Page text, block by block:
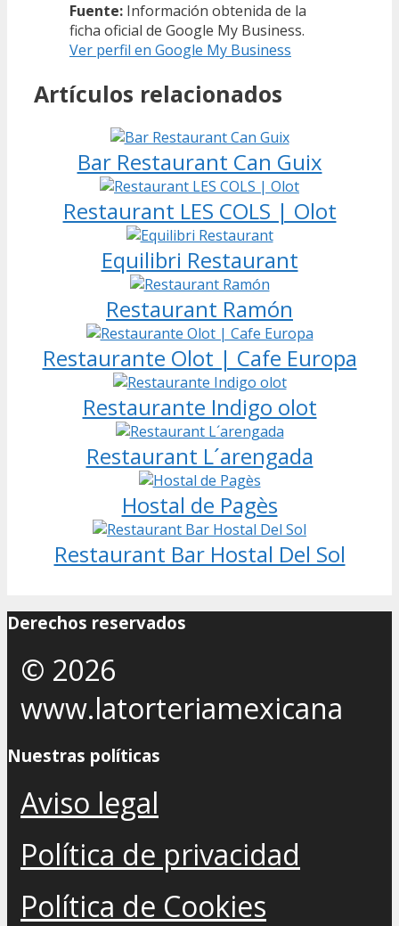
Fuente: Información obtenida de la
ficha oficial de Google My Business.
Ver perfil en Google My Business
Artículos relacionados
Bar Restaurant Can Guix
Restaurant LES COLS | Olot
Equilibri Restaurant
Restaurant Ramón
Restaurante Olot | Cafe Europa
Restaurante Indigo olot
Restaurant L´arengada
Hostal de Pagès
Restaurant Bar Hostal Del Sol
Derechos reservados
© 2026
www.latorteriamexicana
Nuestras políticas
Aviso legal
Política de privacidad
Política de Cookies